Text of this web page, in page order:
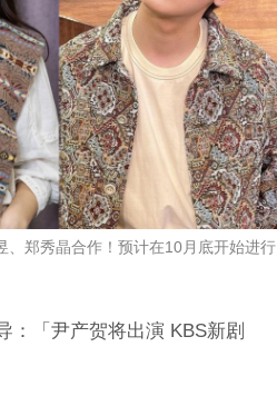
、郑秀晶合作！预计在10月底开始进行
：「尹产贺将出演 KBS新剧